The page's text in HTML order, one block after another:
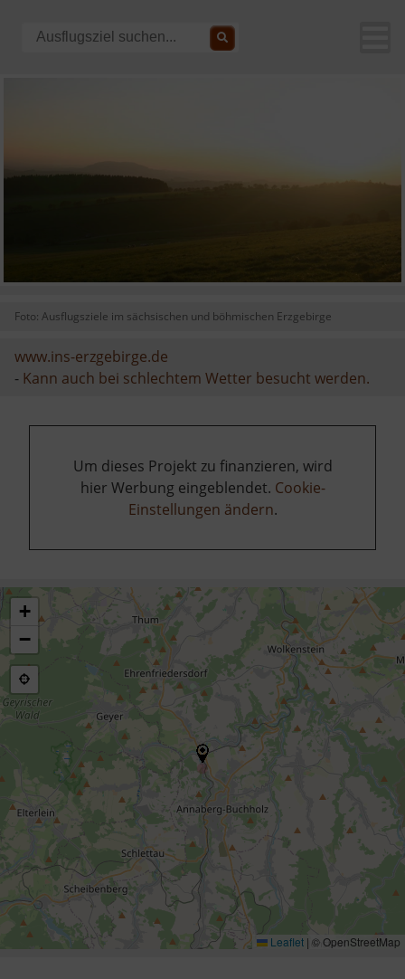
Foto: Ausflugsziele im sächsischen und böhmischen Erzgebirge
www.ins-erzgebirge.de
- Kann auch bei schlechtem Wetter besucht werden.
Um dieses Projekt zu finanzieren, wird
hier Werbung eingeblendet. Cookie-
Einstellungen ändern.
+
−
Leaflet | © OpenStreetMap